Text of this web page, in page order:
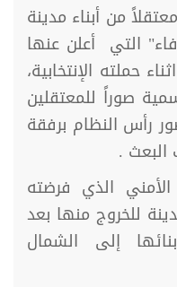
أفرجت قوات النظام عن 28 معتقلاً من أبناء مدينة
التي أعلن عنها
حملته الإنتخابية،
صوراً للمعتقلين
رأس النظام برفقة
.
الذي فرضته
للخروج منها بعد
إلى الشمال